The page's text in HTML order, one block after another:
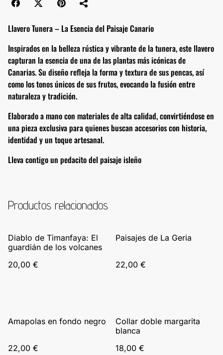
Llavero Tunera – La Esencia del Paisaje Canario
Inspirados en la belleza rústica y vibrante de la tunera, este llavero
capturan la esencia de una de las plantas más icónicas de
Canarias. Su diseño refleja la forma y textura de sus pencas, así
como los tonos únicos de sus frutos, evocando la fusión entre
naturaleza y tradición.
Elaborado a mano con materiales de alta calidad, convirtiéndose en
una pieza exclusiva para quienes buscan accesorios con historia,
identidad y un toque artesanal.
Lleva contigo un pedacito del paisaje isleño
Productos relacionados
Diablo de Timanfaya: El
guardián de los volcanes
20,00 €
Paisajes de La Geria
22,00 €
Amapolas en fondo negro
22,00 €
Collar doble margarita
blanca
18,00 €